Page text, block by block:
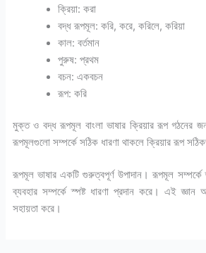
ক্রিয়া: করা
বদ্ধ রূপমূল: করি, করে, করিলে, করিয়া
কাল: বর্তমান
পুরুষ: প্রথম
বচন: একবচন
রূপ: করি
মুক্ত ও বদ্ধ রূপমূল বাংলা ভাষার ক্রিয়ার রূপ
রূপমূলগুলো সম্পর্কে সঠিক ধারণা থাকলে ক্রিয়ার রূপ
রূপমূল ভাষার একটি গুরুত্বপূর্ণ উপাদান। রূপমূল সম্পর্কে
ব্যবহার সম্পর্কে স্পষ্ট ধারণা প্রদান করে। এই জ্ঞান
সহায়তা করে।